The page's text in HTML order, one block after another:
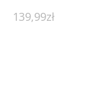
139,99zł